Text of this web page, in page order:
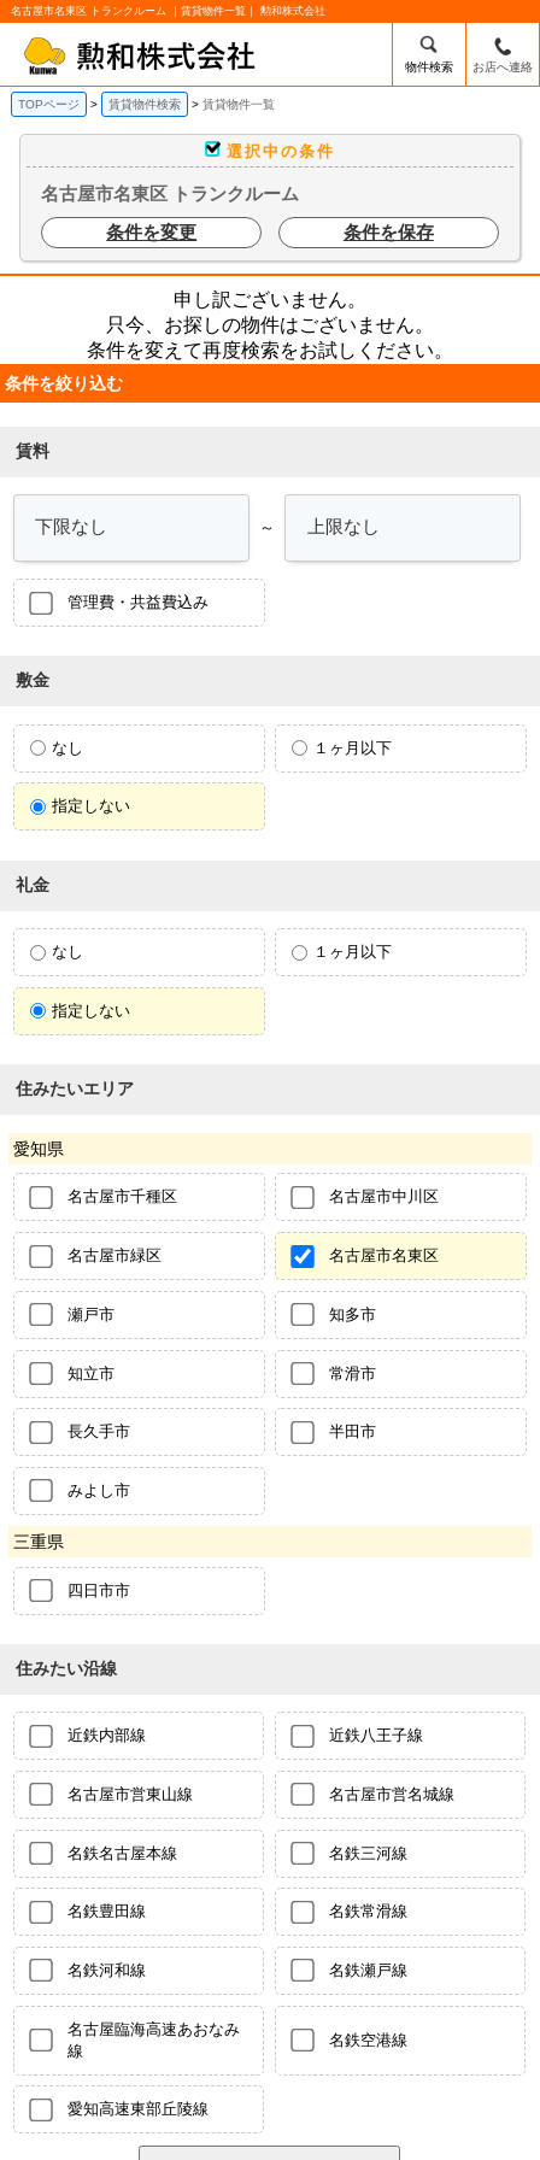
名古屋市名東区 トランクルーム ｜賃貸物件一覧｜ 勲和株式会社
物件検索 お店へ連絡
TOPページ 賃貸物件検索 賃貸物件一覧
選択中の条件
名古屋市名東区 トランクルーム
条件を変更
条件を保存
申し訳ございません。
只今、お探しの物件はございません。
条件を変えて再度検索をお試しください。
条件を絞り込む
賃料
～
管理費・共益費込み
敷金
なし １ヶ月以下
指定しない
礼金
なし １ヶ月以下
指定しない
住みたいエリア
愛知県
名古屋市千種区 名古屋市中川区
名古屋市緑区 名古屋市名東区
瀬戸市 知多市
知立市 常滑市
長久手市 半田市
みよし市
三重県
四日市市
住みたい沿線
近鉄内部線 近鉄八王子線
名古屋市営東山線 名古屋市営名城線
名鉄名古屋本線 名鉄三河線
名鉄豊田線 名鉄常滑線
名鉄河和線 名鉄瀬戸線
名古屋臨海高速あおなみ
線
名鉄空港線
愛知高速東部丘陵線